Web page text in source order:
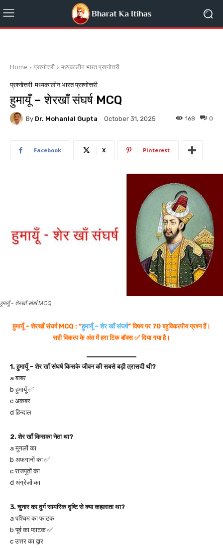
Home प्रश्नोत्तरी मध्यकालीन भारत प्रश्नोत्तरी
प्रश्नोत्तरी मध्यकालीन भारत प्रश्नोत्तरी
हुमायूँ – शेरखाँ संघर्ष MCQ
By Dr. Mohanlal Gupta October 31, 2025 0
168
Facebook X Pinterest
हुमायूँ - शेरखाँ संघर्ष MCQ
हुमायूँ – शेरखाँ संघर्ष MCQ : “हुमायूँ – शेर खाँ संघर्ष” विषय पर 70 बहुविकल्पीय प्रश्न हैं।
सही विकल्प के अंत में हरा टिक बॉक्स ✅ दिया गया है।
1. हुमायूँ – शेर खाँ संघर्ष किसके जीवन की सबसे बड़ी त्रासदी थी?
a बाबर
b हुमायूँ ✅
c अकबर
d हिन्दाल
2. शेर खाँ किसका नेता था?
a मुगलों का
b अफगानों का ✅
c राजपूतों का
d अंग्रेज़ों का
3. चुनार का दुर्ग सामरिक दृष्टि से क्या कहलाता था?
a पश्चिम का फाटक
b पूर्व का फाटक ✅
c उत्तर का द्वार